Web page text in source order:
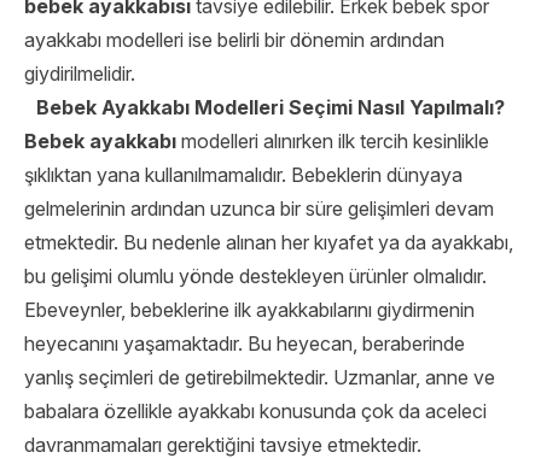
bebek ayakkabısı tavsiye edilebilir. Erkek bebek spor
ayakkabı modelleri ise belirli bir dönemin ardından
giydirilmelidir.
Bebek Ayakkabı Modelleri Seçimi Nasıl Yapılmalı?
Bebek ayakkabı modelleri alınırken ilk tercih kesinlikle
şıklıktan yana kullanılmamalıdır. Bebeklerin dünyaya
gelmelerinin ardından uzunca bir süre gelişimleri devam
etmektedir. Bu nedenle alınan her kıyafet ya da ayakkabı,
bu gelişimi olumlu yönde destekleyen ürünler olmalıdır.
Ebeveynler, bebeklerine ilk ayakkabılarını giydirmenin
heyecanını yaşamaktadır. Bu heyecan, beraberinde
yanlış seçimleri de getirebilmektedir. Uzmanlar, anne ve
babalara özellikle ayakkabı konusunda çok da aceleci
davranmamaları gerektiğini tavsiye etmektedir.